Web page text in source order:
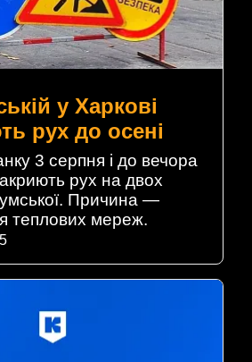
у Харкові
рух до осені
3 серпня і до вечора
рух на двох
Причина —
теплових мереж.